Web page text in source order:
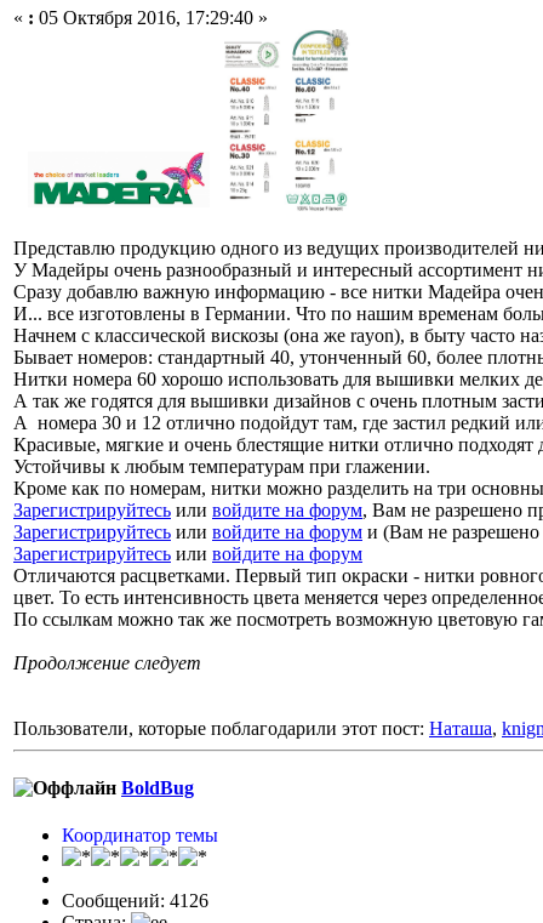
« : 05 Октября 2016, 17:29:40 »
Представлю продукцию одного из ведущих производителей
У Мадейры очень разнообразный и интересный ассортимент
Сразу добавлю важную информацию - все нитки Мадейра
И... все изготовлены в Германии. Что по нашим временам
Начнем с классической вискозы (она же rayon), в быту часто
Бывает номеров: стандартный 40, утонченный 60, более
Нитки номера 60 хорошо использовать для вышивки мелких
А так же годятся для вышивки дизайнов с очень плотным
А номера 30 и 12 отлично подойдут там, где застил редкий
Красивые, мягкие и очень блестящие нитки отлично
Устойчивы к любым температурам при глажении.
Кроме как по номерам, нитки можно разделить на три
Зарегистрируйтесь или войдите на форум, Вам не разрешено
Зарегистрируйтесь или войдите на форум и (Вам не
Зарегистрируйтесь или войдите на форум
Отличаются расцветками. Первый тип окраски - нитки
цвет. То есть интенсивность цвета меняется через
По ссылкам можно так же посмотреть возможную цветовую
Продолжение следует
Пользователи, которые поблагодарили этот пост: Наташа,
BoldBug
Координатор темы
Сообщений: 4126